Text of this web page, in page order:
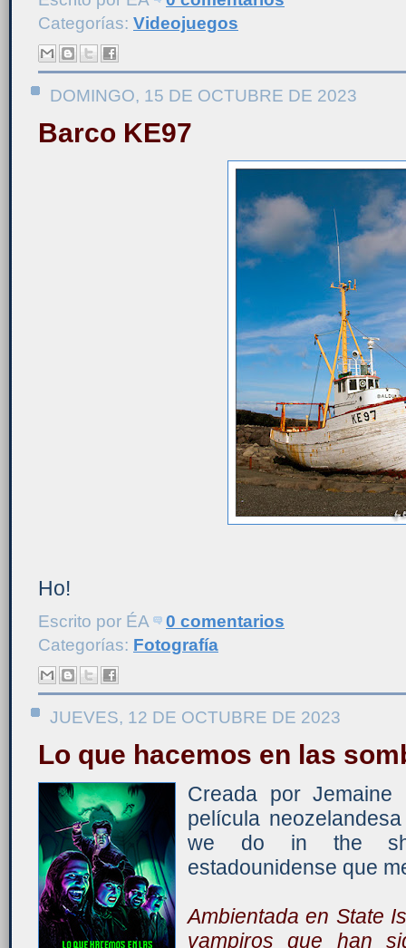
Categorías: Videojuegos
DOMINGO, 15 DE OCTUBRE DE 2023
Barco KE97
Ho!
Escrito por ÉA
0 comentarios
Categorías: Fotografía
JUEVES, 12 DE OCTUBRE DE 2023
Lo que hacemos en las
Creada por
película
we do in the
estadounidense que
Ambientada en State
vampiros que han